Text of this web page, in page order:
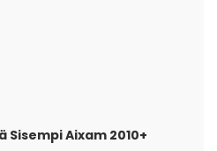
Aixam 2010+